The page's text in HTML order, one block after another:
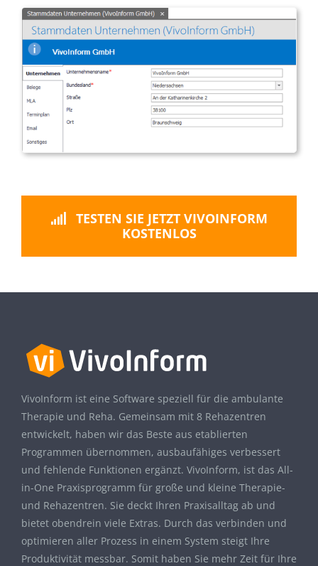
TESTEN SIE JETZT VIVOINFORM
KOSTENLOS
VivoInform ist eine Software speziell für die ambulante
Therapie und Reha. Gemeinsam mit 8 Rehazentren
entwickelt, haben wir das Beste aus etablierten
Programmen übernommen, ausbaufähiges verbessert
und fehlende Funktionen ergänzt. VivoInform, ist das All-
in-One Praxisprogramm für große und kleine Therapie-
und Rehazentren. Sie deckt Ihren Praxisalltag ab und
bietet obendrein viele Extras. Durch das verbinden und
optimieren aller Prozess in einem System steigt Ihre
Produktivität messbar. Somit haben Sie mehr Zeit für Ihre